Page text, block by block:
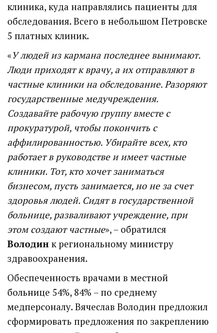
клиника, куда направлялись пациенты для
обследования. Всего в небольшом Петровске
5 платных клиник.
«У людей из кармана последнее вынимают.
Люди приходят к врачу, а их отправляют в
частные клиники на обследование. Разоряют
государственные медучреждения.
Создавайте рабочую группу вместе с
прокуратурой, чтобы покончить с
аффилированностью. Убирайте всех, кто
работает в руководстве и имеет частные
клиники. Тот, кто хочет заниматься
бизнесом, пусть занимается, но не за счет
здоровья людей. Сидят в государственной
больнице, разваливают учреждение, при
этом создают частные», – обратился
Володин к региональному министру
здравоохранения.
Обеспеченность врачами в местной
больнице 54%, 84% – по среднему
медперсоналу. Вячеслав Володин предложил
сформировать предложения по закреплению